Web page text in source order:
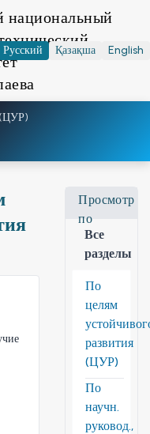
национальный
Русский Қазақша English
(ЦУР)
Просмотр
по
Все
разделы
По
целям
развития
(ЦУР)
По
научн.
руковод.,